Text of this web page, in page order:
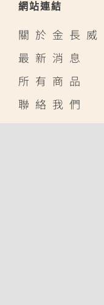
網站連結
關於金長威
最新消息
所有商品
聯絡我們